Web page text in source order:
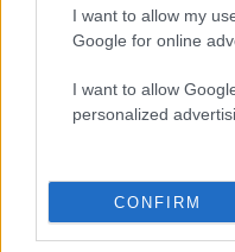
I want to allow my
Google for online
I want to allow
personalized
CONFIRM
Canadair 515:
κατασκευή
επιχειρεί και
Βγήκαν ξανά
κίνημα σε
55 Απίστευτο κι
Aναστέλλονται